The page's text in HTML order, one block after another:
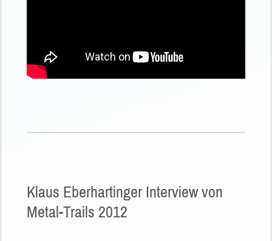
Klaus Eberhartinger Interview von
Metal-Trails 2012